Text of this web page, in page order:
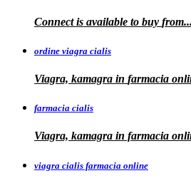
Connect is available to buy from...
ordine viagra cialis
Viagra, kamagra in farmacia
farmacia cialis
Viagra, kamagra in farmacia
viagra cialis farmacia online